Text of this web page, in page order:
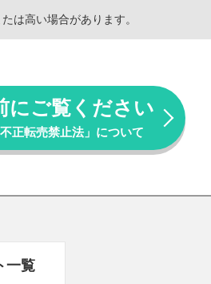
は高い場合があります。
にご覧ください
不正転売禁止法」について
一覧